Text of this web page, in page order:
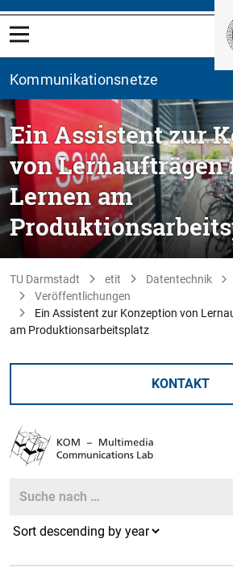
Kommunikationsnetze
Ein Assistent zur
von Lernaufträgen
Lernen am
TU Darmstadt etit Datentechnik
Veröffentlichungen
Ein Assistent zur Konzeption von
am Produktionsarbeitsplatz
KONTAKT
Search